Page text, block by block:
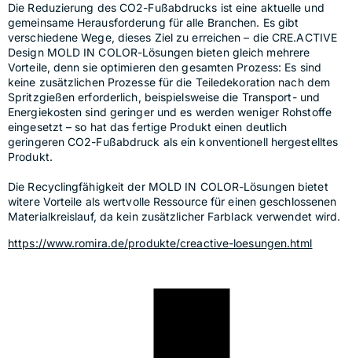
Die Reduzierung des CO2-Fußabdrucks ist eine aktuelle und
gemeinsame Herausforderung für alle Branchen. Es gibt
verschiedene Wege, dieses Ziel zu erreichen – die CRE.ACTIVE
Design MOLD IN COLOR-Lösungen bieten gleich mehrere
Vorteile, denn sie optimieren den gesamten Prozess: Es sind
keine zusätzlichen Prozesse für die Teiledekoration nach dem
Spritzgießen erforderlich, beispielsweise die Transport- und
Energiekosten sind geringer und es werden weniger Rohstoffe
eingesetzt – so hat das fertige Produkt einen deutlich
geringeren CO2-Fußabdruck als ein konventionell hergestelltes
Produkt.
Die Recyclingfähigkeit der MOLD IN COLOR-Lösungen bietet
witere Vorteile als wertvolle Ressource für einen geschlossenen
Materialkreislauf, da kein zusätzlicher Farblack verwendet wird.
https://www.romira.de/produkte/creactive-loesungen.html